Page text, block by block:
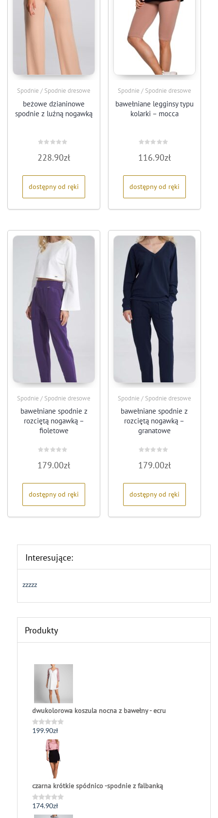
Spodnie / Spodnie dresowe
beżowe dzianinowe
spodnie z luźną nogawką
0
na
228.90zł
dostępny od ręki
Spodnie / Spodnie dresowe
bawełniane legginsy typu
kolarki – mocca
0
na
116.90zł
dostępny od ręki
Spodnie / Spodnie dresowe
bawełniane spodnie z
rozciętą nogawką –
fioletowe
0
na
179.00zł
dostępny od ręki
Spodnie / Spodnie dresowe
bawełniane spodnie z
rozciętą nogawką –
granatowe
0
na
179.00zł
dostępny od ręki
Interesujące:
zzzzz
Produkty
dwukolorowa koszula nocna z bawełny - ecru
Oceniono
199.90zł
czarna krótkie spódnico -spodnie z falbanką
Oceniono
0
174.90zł